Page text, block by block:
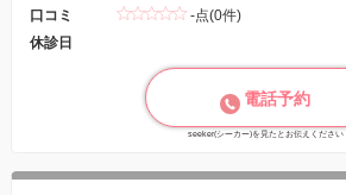
口コミ
-点(0件)
休診日
電話予約
seeker(シーカー)を見たとお伝えください